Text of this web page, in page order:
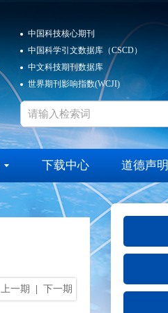
中国科技核心期刊
中国科学引文数据库（CSCD）
中文科技期刊数据库
世界期刊影响指数(WCJI)
下载中心 道德声明
上一期 下一期